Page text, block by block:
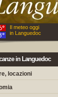
Il meteo oggi
in Languedoc
in Languedoc
locazioni